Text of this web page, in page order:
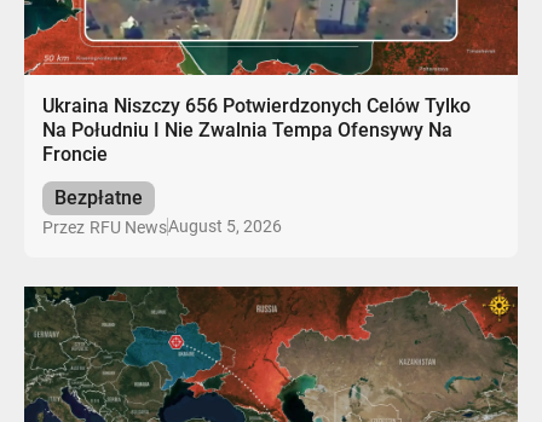
Ukraina Niszczy 656 Potwierdzonych Celów Tylko
Na Południu I Nie Zwalnia Tempa Ofensywy Na
Froncie
Bezpłatne
Przez RFU NewsAugust 5, 2026